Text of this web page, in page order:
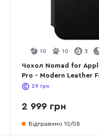
10 10 3
Чохол Nomad for
Pro - Modern Leather
(NM014193858)
29грн
2 999 грн
Відправимо 10/08